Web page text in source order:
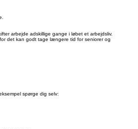
arbejde adskillige gange i løbet et arbejdsliv.
det kan godt tage længere tid for seniorer og
spørge dig selv: